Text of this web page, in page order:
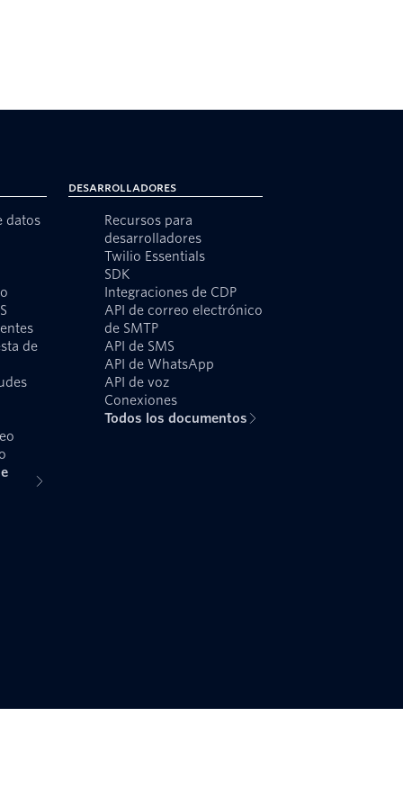
datos
de
Desarrolladores
Recursos para
desarrolladores
Twilio Essentials
SDK
Integraciones de CDP
API de correo electrónico
de SMTP
API de SMS
API de WhatsApp
API de voz
Conexiones
Todos los documentos